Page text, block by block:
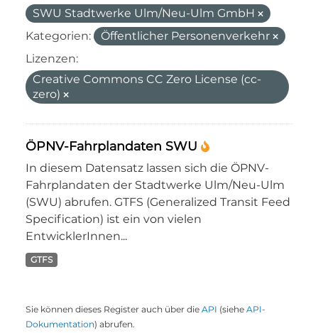
SWU Stadtwerke Ulm/Neu-Ulm GmbH
Kategorien:
Öffentlicher Personenverkehr
Lizenzen:
Creative Commons CC Zero License (cc-
zero)
ÖPNV-Fahrplandaten SWU
In diesem Datensatz lassen sich die ÖPNV-
Fahrplandaten der Stadtwerke Ulm/Neu-Ulm
(SWU) abrufen. GTFS (Generalized Transit Feed
Specification) ist ein von vielen
EntwicklerInnen...
GTFS
Sie können dieses Register auch über die API (siehe API-
Dokumentation) abrufen.